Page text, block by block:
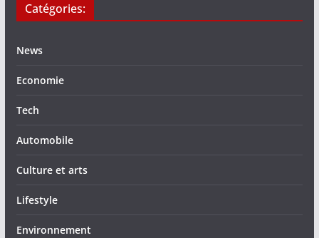
Catégories:
News
Economie
Tech
Automobile
Culture et arts
Lifestyle
Environnement